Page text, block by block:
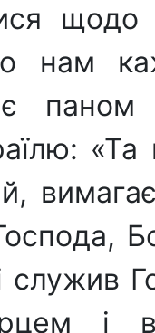
щодо
нам
«Та
служив
і